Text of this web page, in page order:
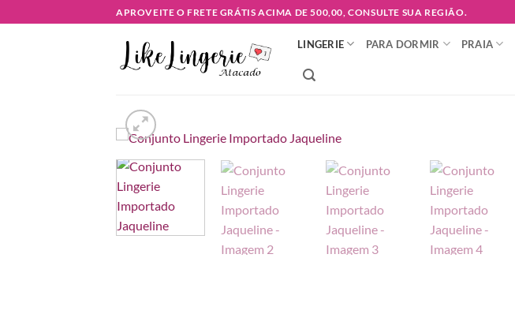
to
APROVEITE O FRETE GRÁTIS ACIMA DE 500,00, CONSULTE SUA REGIÃO.
LINGERIE PARA DORMIR PRAIA
Adicionar
à lista de
desejos